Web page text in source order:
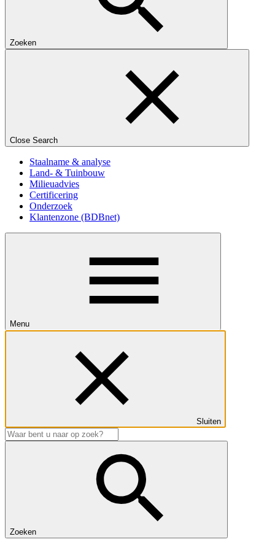
Zoeken
Close Search
Staalname & analyse
Land- & Tuinbouw
Milieuadvies
Certificering
Onderzoek
Klantenzone (BDBnet)
Menu
Sluiten
Zoeken